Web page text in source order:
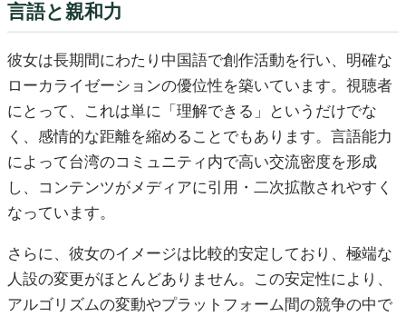
言語と親和力
彼女は長期間にわたり中国語で創作活動を行い、明確な
ローカライゼーションの優位性を築いています。視聴者
にとって、これは単に「理解できる」というだけでな
く、感情的な距離を縮めることでもあります。言語能力
によって台湾のコミュニティ内で高い交流密度を形成
し、コンテンツがメディアに引用・二次拡散されやすく
なっています。
さらに、彼女のイメージは比較的安定しており、極端な
人設の変更がほとんどありません。この安定性により、
アルゴリズムの変動やプラットフォーム間の競争の中で